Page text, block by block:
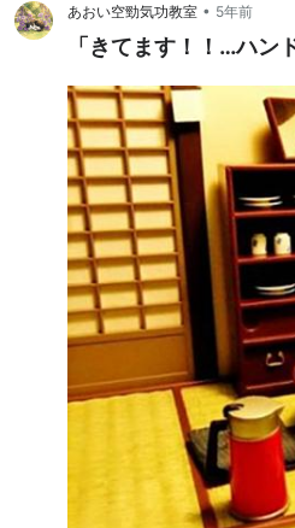
あおい空勁気功教室 • 5年前
「きてます！！…ハン